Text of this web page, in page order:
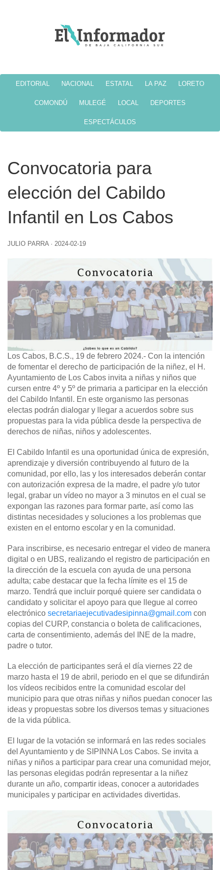
EDITORIAL NACIONAL ESTATAL LA PAZ LORETO
COMONDÚ MULEGÉ LOCAL DEPORTES
ESPECTÁCULOS
Convocatoria para
elección del Cabildo
Infantil en Los Cabos
JULIO PARRA · 2024-02-19
Los Cabos, B.C.S., 19 de febrero 2024.- Con la intención
de fomentar el derecho de participación de la niñez, el H.
Ayuntamiento de Los Cabos invita a niñas y niños que
cursen entre 4º y 5º de primaria a participar en la elección
del Cabildo Infantil. En este organismo las personas
electas podrán dialogar y llegar a acuerdos sobre sus
propuestas para la vida pública desde la perspectiva de
derechos de niñas, niños y adolescentes.
El Cabildo Infantil es una oportunidad única de expresión,
aprendizaje y diversión contribuyendo al futuro de la
comunidad, por ello, las y los interesados deberán contar
con autorización expresa de la madre, el padre y/o tutor
legal, grabar un vídeo no mayor a 3 minutos en el cual se
expongan las razones para formar parte, así como las
distintas necesidades y soluciones a los problemas que
existen en el entorno escolar y en la comunidad.
Para inscribirse, es necesario entregar el video de manera
digital o en UBS, realizando el registro de participación en
la dirección de la escuela con ayuda de una persona
adulta; cabe destacar que la fecha límite es el 15 de
marzo. Tendrá que incluir porqué quiere ser candidata o
candidato y solicitar el apoyo para que llegue al correo
electrónico secretariaejecutivadesipinna@gmail.com con
copias del CURP, constancia o boleta de calificaciones,
carta de consentimiento, además del INE de la madre,
padre o tutor.
La elección de participantes será el día viernes 22 de
marzo hasta el 19 de abril, periodo en el que se difundirán
los vídeos recibidos entre la comunidad escolar del
municipio para que otras niñas y niños puedan conocer las
ideas y propuestas sobre los diversos temas y situaciones
de la vida pública.
El lugar de la votación se informará en las redes sociales
del Ayuntamiento y de SIPINNA Los Cabos. Se invita a
niñas y niños a participar para crear una comunidad mejor,
las personas elegidas podrán representar a la niñez
durante un año, compartir ideas, conocer a autoridades
municipales y participar en actividades divertidas.